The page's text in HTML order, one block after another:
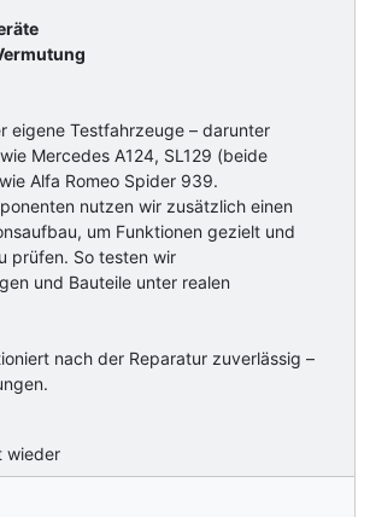
eigene Testfahrzeuge – darunter
Mercedes A124, SL129 (beide
Alfa Romeo Spider 939.
nutzen wir zusätzlich einen
um Funktionen gezielt und
prüfen. So testen wir
und Bauteile unter realen
nach der Reparatur zuverlässig –
wieder